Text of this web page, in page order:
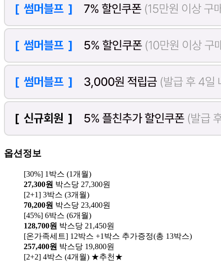
옵션정보
[30%] 1박스 (1개월)
27,300원 박스당 27,300원
[2+1] 3박스 (3개월)
70,200원 박스당 23,400원
[45%] 6박스 (6개월)
128,700원 박스당 21,450원
[온가족세트] 12박스 +1박스 추가증정(총 13박스)
257,400원 박스당 19,800원
[2+2] 4박스 (4개월) ★추천★